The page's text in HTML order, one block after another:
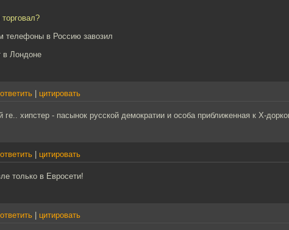
телефоны в Россию завозил
в Лондоне
ответить цитировать
хипстер - пасынок русской демократии и особа приближенная к Х-
ответить цитировать
только в Евросети!
ответить цитировать